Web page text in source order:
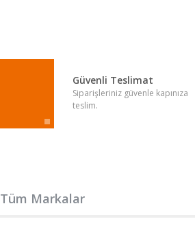
Güvenli Teslimat
Siparişleriniz güvenle kapınıza
teslim.
Tüm Markalar